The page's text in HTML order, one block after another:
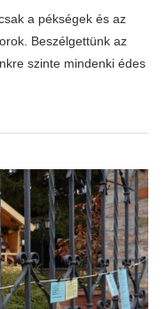
a pékségek és az
Beszélgettünk az
szinte mindenki édes